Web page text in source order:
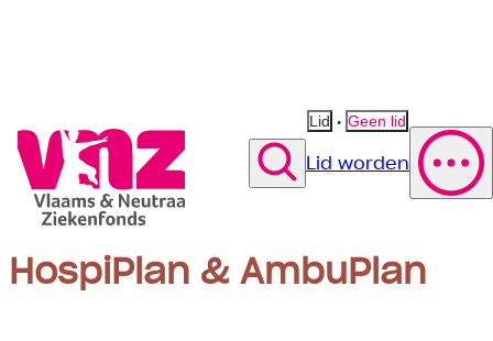
Lid • Geen lid
Lid worden
Polis wijzigen Suggestie Vergoeding fysiotherapie Suggestie
HospiPlan & AmbuPlan